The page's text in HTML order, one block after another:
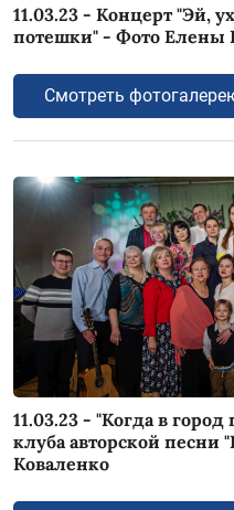
11.03.23 - Концерт "Эй,
потешки" - Фото Елены
Смотреть
11.03.23 - "Когда в
клуба авторской песни
Коваленко